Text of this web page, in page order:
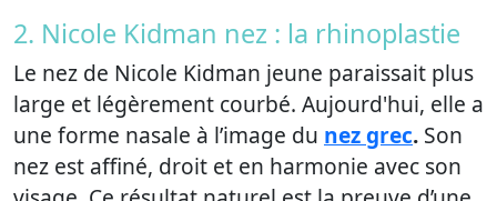
2. Nicole Kidman nez : la rhinoplastie
Le nez de Nicole Kidman jeune paraissait plus
large et légèrement courbé. Aujourd'hui, elle a
une forme nasale à l’image du nez grec. Son
nez est affiné, droit et en harmonie avec son